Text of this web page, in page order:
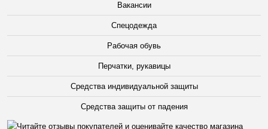
Вакансии
Спецодежда
Рабочая обувь
Перчатки, рукавицы
Средства индивидуальной защиты
Средства защиты от падения